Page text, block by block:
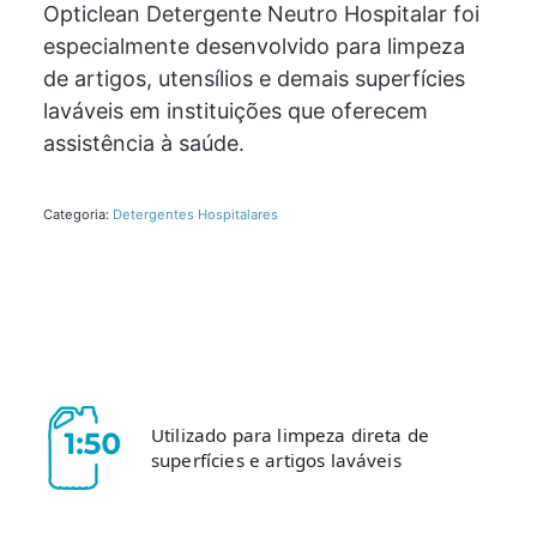
Opticlean Detergente Neutro Hospitalar foi
especialmente desenvolvido para limpeza
de artigos, utensílios e demais superfícies
laváveis em instituições que oferecem
assistência à saúde.
Categoria: Detergentes Hospitalares
Utilizado para limpeza direta de
superfícies e artigos laváveis